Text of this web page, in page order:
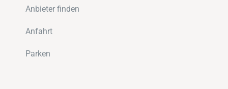
Anbieter finden
Anfahrt
Parken